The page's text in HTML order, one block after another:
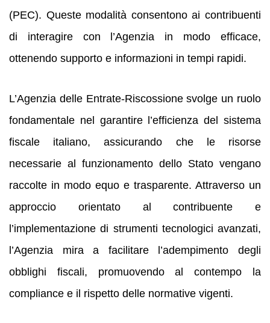
(PEC). Queste modalità consentono ai contribuenti
di interagire con l’Agenzia in modo efficace,
ottenendo supporto e informazioni in tempi rapidi.
L’Agenzia delle Entrate-Riscossione svolge un ruolo
fondamentale nel garantire l’efficienza del sistema
fiscale italiano, assicurando che le risorse
necessarie al funzionamento dello Stato vengano
raccolte in modo equo e trasparente. Attraverso un
approccio orientato al contribuente e
l’implementazione di strumenti tecnologici avanzati,
l’Agenzia mira a facilitare l’adempimento degli
obblighi fiscali, promuovendo al contempo la
compliance e il rispetto delle normative vigenti.